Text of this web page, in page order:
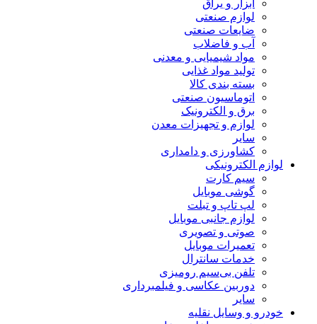
ابزار و یراق
لوازم صنعتی
ضایعات صنعتی
آب و فاضلاب
مواد شیمیایی و معدنی
تولید مواد غذایی
بسته بندی کالا
اتوماسیون صنعتی
برق و الکترونیک
لوازم و تجهیزات معدن
سایر
کشاورزی و دامداری
لوازم الکترونیکی
سیم کارت
گوشی موبایل
لپ تاپ و تبلت
لوازم جانبی موبایل
صوتی و تصویری
تعمیرات موبایل
خدمات سانترال
تلفن بی‌سیم رومیزی
دوربین عکاسی و فیلمبرداری
سایر
خودرو و وسایل نقلیه